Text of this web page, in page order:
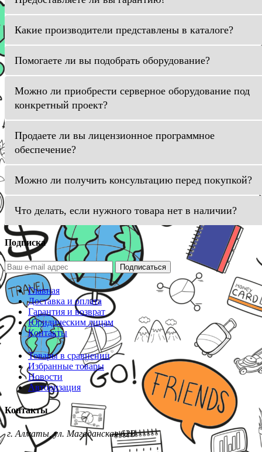
Какие производители представлены в каталоге?
Помогаете ли вы подобрать оборудование?
Можно ли приобрести серверное оборудование под
конкретный проект?
Продаете ли вы лицензионное программное
обеспечение?
Можно ли получить консультацию перед покупкой?
Что делать, если нужного товара нет в наличии?
Подписка
Подписаться
Главная
Доставка и оплата
Гарантия и возврат
Юридическим лицам
Контакты
Товары в сравнении
Избранные товары
Новости
Авторизация
Контакты
г. Алматы, ул. Магаданская 62В